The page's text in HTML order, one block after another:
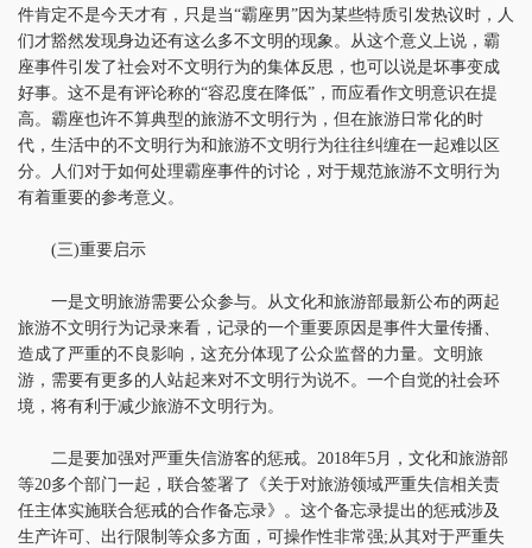
件肯定不是今天才有，只是当“霸座男”因为某些特质引发热议时，人
们才豁然发现身边还有这么多不文明的现象。从这个意义上说，霸
座事件引发了社会对不文明行为的集体反思，也可以说是坏事变成
好事。这不是有评论称的“容忍度在降低”，而应看作文明意识在提
高。霸座也许不算典型的旅游不文明行为，但在旅游日常化的时
代，生活中的不文明行为和旅游不文明行为往往纠缠在一起难以区
分。人们对于如何处理霸座事件的讨论，对于规范旅游不文明行为
有着重要的参考意义。
(三)重要启示
一是文明旅游需要公众参与。从文化和旅游部最新公布的两起
旅游不文明行为记录来看，记录的一个重要原因是事件大量传播、
造成了严重的不良影响，这充分体现了公众监督的力量。文明旅
游，需要有更多的人站起来对不文明行为说不。一个自觉的社会环
境，将有利于减少旅游不文明行为。
二是要加强对严重失信游客的惩戒。2018年5月，文化和旅游部
等20多个部门一起，联合签署了《关于对旅游领域严重失信相关责
任主体实施联合惩戒的合作备忘录》。这个备忘录提出的惩戒涉及
生产许可、出行限制等众多方面，可操作性非常强;从其对于严重失